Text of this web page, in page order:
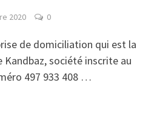
2020 0
de domiciliation qui est la
Kandbaz, société inscrite au
497 933 408 …